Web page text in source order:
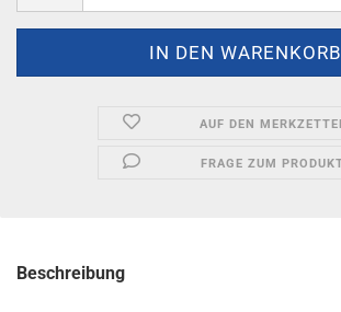
AUF DEN
FRAGE ZUM
Beschreibung